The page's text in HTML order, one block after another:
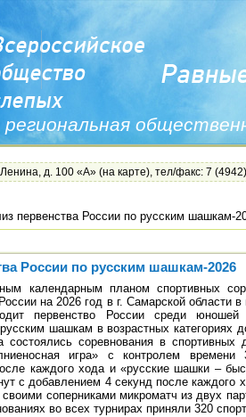
Ленина, д. 100 «А» (на карте), тел/факс: 7 (4942)
первенства России по русским шашкам-
России по русским шашкам-2026
календарным планом спортивных
на 2026 год в г. Самарской области в
первенство России среди
шашкам в возрастных категориях
соревнования в спортивных
игра» с контролем
каждого хода и «русские шашки –
с добавлением 4 секунд после каждого
своими соперниками микроматч из двух
во всех турнирах приняли 320